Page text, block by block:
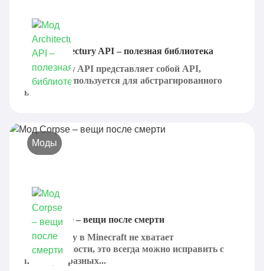
Мод Architectury API – полезная библиотека
Architectury API представляет собой API,
который используется для абстрагированного
вызова...
Моды
Мод Corpse – вещи после смерти
Если игроку в Minecraft не хватает
реалистичности, это всегда можно исправить с
помощью разных...